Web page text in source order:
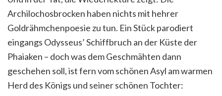
Archilochosbrocken haben nichts mit hehrer
Goldrähmchenpoesie zu tun. Ein Stück parodiert
eingangs Odysseus’ Schiffbruch an der Küste der
Phaiaken – doch was dem Geschmähten dann
geschehen soll, ist fern vom schönen Asyl am warmen
Herd des Königs und seiner schönen Tochter: